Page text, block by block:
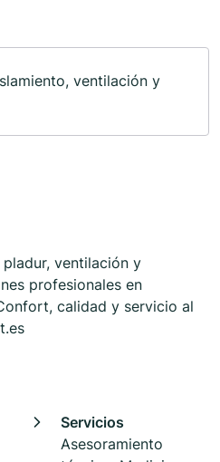
ventilación y
pladur, ventilación y
profesionales en
calidad y servicio al
Servicios
Asesoramiento